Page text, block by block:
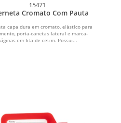
15471
Cromato Com Pauta
capa dura em cromato, elástico para
porta-canetas lateral e marca-
em fita de cetim. Possui...